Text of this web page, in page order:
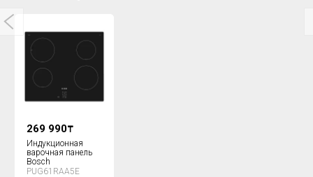
269 990₸
Индукционная
варочная панель
Bosch
PUG61RAA5E